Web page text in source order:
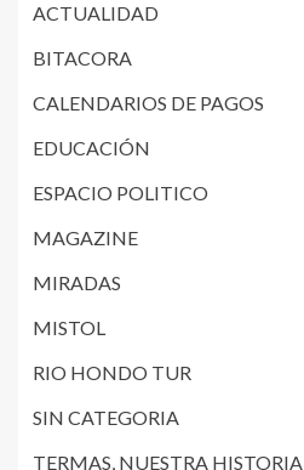
ACTUALIDAD
BITACORA
CALENDARIOS DE PAGOS
EDUCACIÓN
ESPACIO POLITICO
MAGAZINE
MIRADAS
MISTOL
RIO HONDO TUR
SIN CATEGORIA
TERMAS, NUESTRA HISTORIA